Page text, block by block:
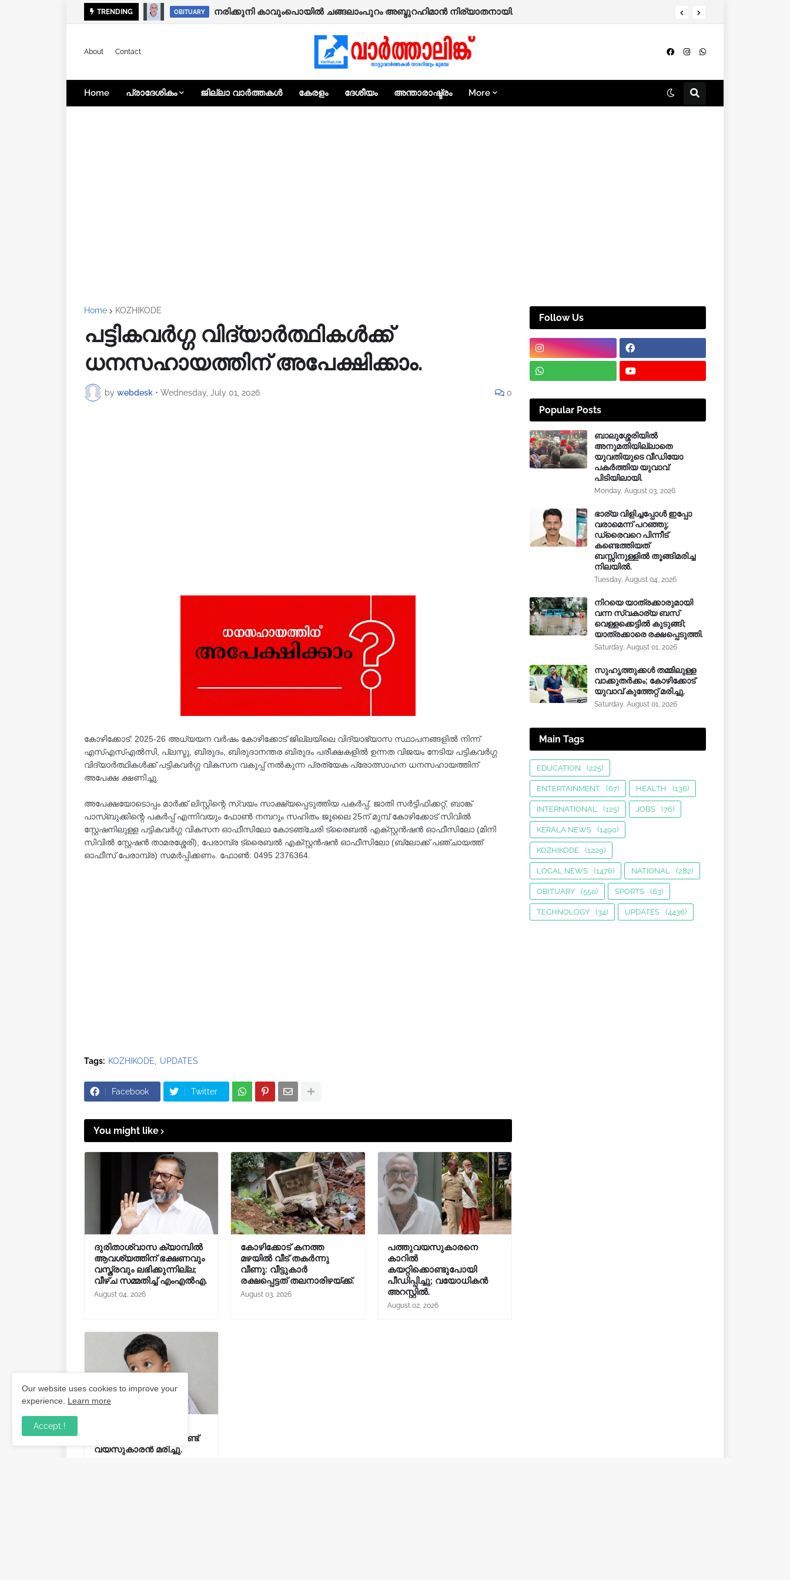
TRENDING OBITUARY നരിക്കുനി കാവുംപൊയിൽ ചങ്ങലാംപുറം അബ്ദുറഹിമാൻ നിര്യാതനായി.
NATIONAL
About Contact
Home പ്രാദേശികം ജില്ലാ വാർത്തകൾ കേരളം ദേശീയം അന്താരാഷ്ട്രം More
Home KOZHIKODE
പട്ടികവര്‍ഗ്ഗ വിദ്യാര്‍ത്ഥികള്‍ക്ക്
ധനസഹായത്തിന് അപേക്ഷിക്കാം.
by webdesk • Wednesday, July 01, 2026 0
കോഴിക്കോട്: 2025-26 അധ്യയന വര്‍ഷം കോഴിക്കോട് ജില്ലയിലെ വിദ്യാഭ്യാസ സ്ഥാപനങ്ങളില്‍ നിന്ന്
എസ്എസ്എല്‍സി, പ്ലസ്ടു, ബിരുദം, ബിരുദാനന്തര ബിരുദം പരീക്ഷകളില്‍ ഉന്നത വിജയം നേടിയ പട്ടികവര്‍ഗ്ഗ
വിദ്യാര്‍ത്ഥികള്‍ക്ക് പട്ടികവര്‍ഗ്ഗ വികസന വകുപ്പ് നല്‍കുന്ന പ്രത്യേക പ്രോത്സാഹന ധനസഹായത്തിന്
അപേക്ഷ ക്ഷണിച്ചു.
അപേക്ഷയോടൊപ്പം മാര്‍ക്ക് ലിസ്റ്റിന്റെ സ്വയം സാക്ഷ്യപ്പെടുത്തിയ പകര്‍പ്പ്, ജാതി സര്‍ട്ടിഫിക്കറ്റ്, ബാങ്ക്
പാസ്ബുക്കിന്റെ പകര്‍പ്പ് എന്നിവയും ഫോണ്‍ നമ്പറും സഹിതം ജൂലൈ 25ന് മുമ്പ് കോഴിക്കോട് സിവില്‍
സ്റ്റേഷനിലുള്ള പട്ടികവര്‍ഗ്ഗ വികസന ഓഫീസിലോ കോടഞ്ചേരി ട്രൈബല്‍ എക്സ്റ്റന്‍ഷന്‍ ഓഫീസിലോ (മിനി
സിവില്‍ സ്റ്റേഷന്‍ താമരശ്ശേരി), പേരാമ്പ്ര ട്രൈബല്‍ എക്സ്റ്റന്‍ഷന്‍ ഓഫീസിലോ (ബ്ലോക്ക് പഞ്ചായത്ത്
ഓഫീസ് പേരാമ്പ്ര) സമര്‍പ്പിക്കണം. ഫോണ്‍: 0495 2376364.
Tags: KOZHIKODE UPDATES
Facebook Twitter
You might like
ദുരിതാശ്വാസ ക്യാമ്പിൽ
ആവശ്യത്തിന് ഭക്ഷണവും
വസ്ത്രവും ലഭിക്കുന്നില്ല;
വീഴ്ച സമ്മതിച്ച് എംഎൽഎ.
August 04, 2026
കോഴിക്കോട് കനത്ത
മഴയിൽ വീട് തകർന്നു
വീണു: വീട്ടുകാർ
രക്ഷപ്പെട്ടത് തലനാരിഴയ്ക്ക്.
August 03, 2026
പത്തുവയസുകാരനെ
കാറിൽ
കയറ്റിക്കൊണ്ടുപോയി
പീഡിപ്പിച്ചു; വയോധികൻ
അറസ്റ്റിൽ.
August 02, 2026
വെള്ളക്കെട്ടില്‍ വീണ് രണ്ട്
വയസുകാരന്‍ മരിച്ചു.
Follow Us
Popular Posts
ബാലുശ്ശേരിയിൽ
അനുമതിയില്ലാതെ
യുവതിയുടെ വീഡിയോ
പകർത്തിയ യുവാവ്
പിടിയിലായി.
Monday, August 03, 2026
ഭാര്യ വിളിച്ചപ്പോള്‍ ഇപ്പോ
വരാമെന്ന് പറഞ്ഞു;
ഡ്രൈവറെ പിന്നീട്
കണ്ടെത്തിയത്
ബസ്സിനുള്ളില്‍ തൂങ്ങിമരിച്ച
നിലയിൽ.
Tuesday, August 04, 2026
നിറയെ യാത്രക്കാരുമായി
വന്ന സ്വകാര്യ ബസ്
വെള്ളക്കെട്ടിൽ കുടുങ്ങി;
യാത്രക്കാരെ രക്ഷപ്പെടുത്തി.
Saturday, August 01, 2026
സുഹൃത്തുക്കൾ തമ്മിലുള്ള
വാക്കുതർക്കം; കോഴിക്കോട്
യുവാവ് കുത്തേറ്റ് മരിച്ചു.
Saturday, August 01, 2026
Main Tags
EDUCATION (225)
ENTERTAINMENT (67) HEALTH (136)
INTERNATIONAL (125) JOBS (76)
KERALA NEWS (1490)
KOZHIKODE (1229)
LOCAL NEWS (1476) NATIONAL (282)
OBITUARY (550) SPORTS (63)
TECHNOLOGY (34) UPDATES (4436)
Our website uses cookies to improve your
experience. Learn more
Accept !